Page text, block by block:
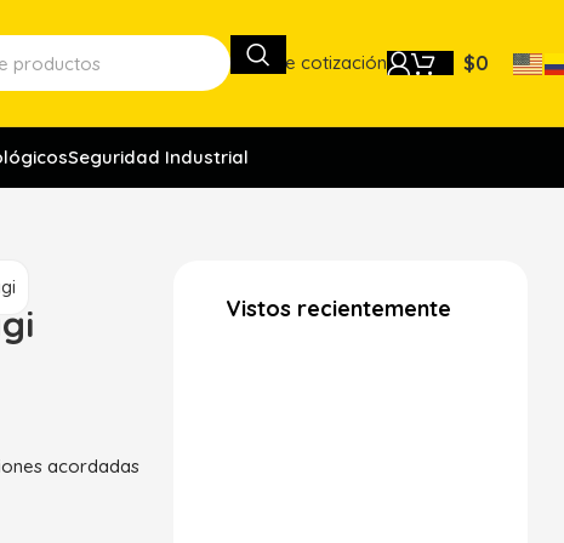
Lista de cotización $0
Seguridad Industrial
acordadas
Vistos recientemente